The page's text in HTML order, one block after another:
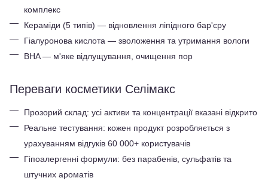
комплекс
Кераміди (5 типів) — відновлення ліпідного бар'єру
Гіалуронова кислота — зволоження та утримання вологи
BHA — м'яке відлущування, очищення пор
Переваги косметики Селімакс
Прозорий склад: усі активи та концентрації вказані відкрито
Реальне тестування: кожен продукт розробляється з
урахуванням відгуків 60 000+ користувачів
Гіпоалергенні формули: без парабенів, сульфатів та
штучних ароматів